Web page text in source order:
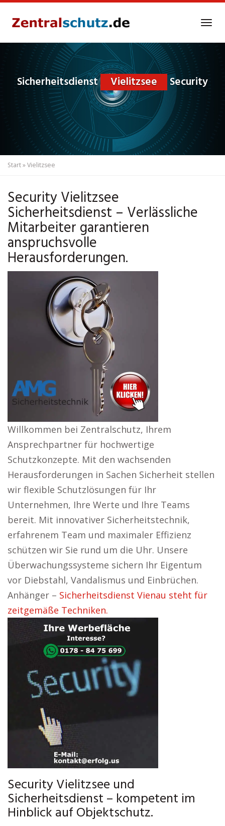
content
Sicherheitsdienst Vielitzsee Security
Start»Vielitzsee
Security Vielitzsee
Sicherheitsdienst – Verlässliche
Mitarbeiter garantieren
anspruchsvolle
Herausforderungen.
Willkommen bei Zentralschutz, Ihrem
Ansprechpartner für hochwertige
Schutzkonzepte. Mit den wachsenden
Herausforderungen in Sachen Sicherheit stellen
wir flexible Schutzlösungen für Ihr
Unternehmen, Ihre Werte und Ihre Teams
bereit. Mit innovativer Sicherheitstechnik,
erfahrenem Team und maximaler Effizienz
schützen wir Sie rund um die Uhr. Unsere
Überwachungssysteme sichern Ihr Eigentum
vor Diebstahl, Vandalismus und Einbrüchen.
Anhänger – Sicherheitsdienst Vienau steht für
zeitgemäße Techniken.
Security Vielitzsee und
Sicherheitsdienst – kompetent im
Hinblick auf Objektschutz.